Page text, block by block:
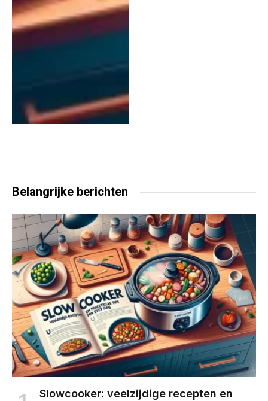
Belangrijke berichten
Slowcooker: veelzijdige recepten en